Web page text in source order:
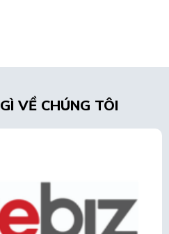
VỀ CHÚNG TÔI